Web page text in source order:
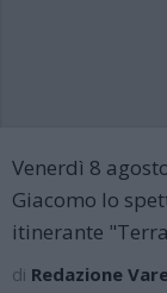
Venerdì 8
Giacomo lo
itinerante
di Redazione